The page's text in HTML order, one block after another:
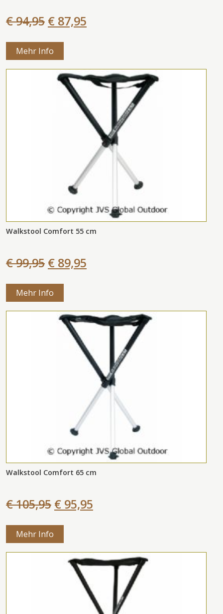
€ 94,95 € 87,95
Mehr Info
Walkstool Comfort 55 cm
€ 99,95 € 89,95
Mehr Info
Walkstool Comfort 65 cm
€ 105,95 € 95,95
Mehr Info